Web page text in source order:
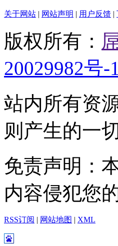
关于网站 | 网站声明 | 用户反馈 |
版权所有：
20029982号-1
站内所有资
则产生的一
免责声明：
内容侵犯您
RSS订阅 | 网站地图 | XML